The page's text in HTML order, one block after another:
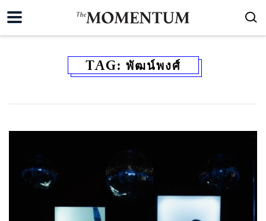
TAG: พัฒน์พงศ์